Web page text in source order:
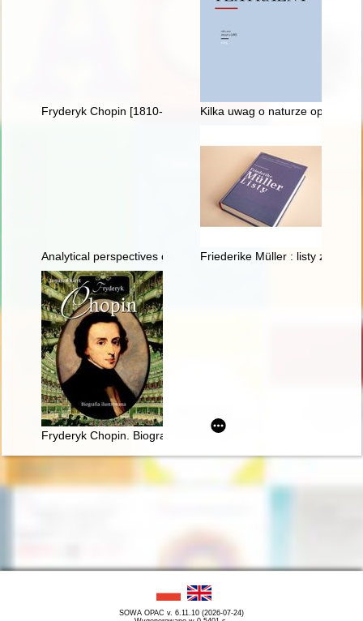
Fryderyk Chopin [1810-1949] Kilka uwag o naturze opery,
Analytical perspectives on the music of Chopin
Friederike Müller : listy z
Fryderyk Chopin. Biografia ilustrowana
SOWA OPAC v. 6.11.10 (2026-07-24)